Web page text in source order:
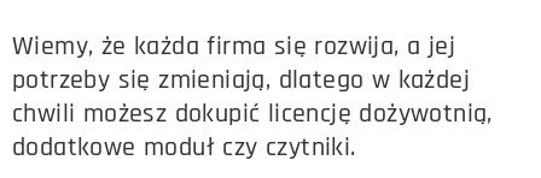
Wiemy, że każda firma się rozwija, a jej
potrzeby się zmieniają, dlatego w każdej
chwili możesz dokupić licencję dożywotnią,
dodatkowe moduł czy czytniki.